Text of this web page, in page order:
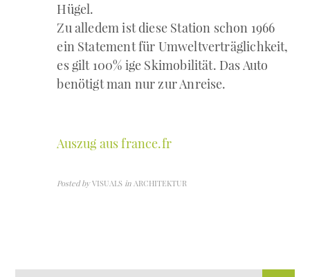
Hügel.
Zu alledem ist diese Station schon 1966
ein Statement für Umweltverträglichkeit,
es gilt 100% ige Skimobilität. Das Auto
benötigt man nur zur Anreise.
Auszug aus france.fr
Posted by VISUALS in ARCHITEKTUR